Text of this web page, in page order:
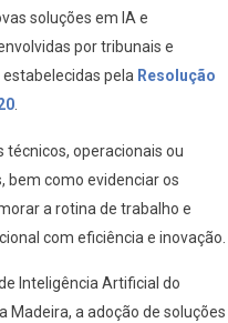
soluções em IA e
por tribunais e
pela Resolução
operacionais ou
bem como evidenciar os
a rotina de trabalho e
com eficiência e inovação.
Inteligência Artificial do
Madeira, a adoção de soluções